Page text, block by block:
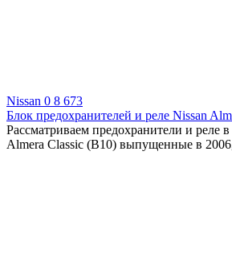
Nissan 0 8 673
Блок предохранителей и реле Nissan
Рассматриваем предохранители и реле
Almera Classic (B10) выпущенные в